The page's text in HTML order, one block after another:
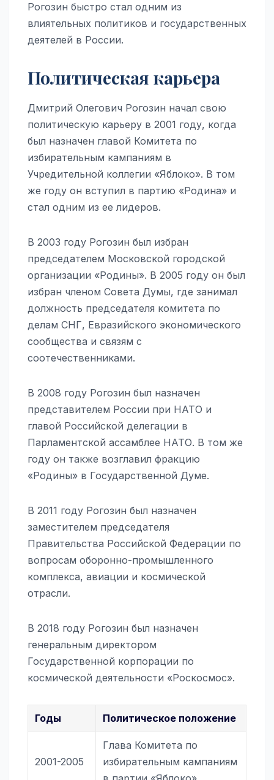
Рогозин быстро стал одним из
влиятельных политиков и государственных
деятелей в России.
Политическая карьера
Дмитрий Олегович Рогозин начал свою
политическую карьеру в 2001 году, когда
был назначен главой Комитета по
избирательным кампаниям в
Учредительной коллегии «Яблоко». В том
же году он вступил в партию «Родина» и
стал одним из ее лидеров.
В 2003 году Рогозин был избран
председателем Московской городской
организации «Родины». В 2005 году он был
избран членом Совета Думы, где занимал
должность председателя комитета по
делам СНГ, Евразийского экономического
сообщества и связям с
соотечественниками.
В 2008 году Рогозин был назначен
представителем России при НАТО и
главой Российской делегации в
Парламентской ассамблее НАТО. В том же
году он также возглавил фракцию
«Родины» в Государственной Думе.
В 2011 году Рогозин был назначен
заместителем председателя
Правительства Российской Федерации по
вопросам оборонно-промышленного
комплекса, авиации и космической
отрасли.
В 2018 году Рогозин был назначен
генеральным директором
Государственной корпорации по
космической деятельности «Роскосмос».
Годы Политическое положение
2001-2005
Глава Комитета по
избирательным кампаниям